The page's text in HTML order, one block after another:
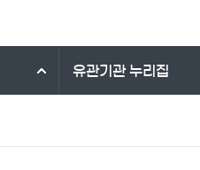
유관기관누리집